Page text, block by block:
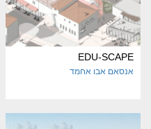
EDU-SCAPE
אנסאם אבו אחמד